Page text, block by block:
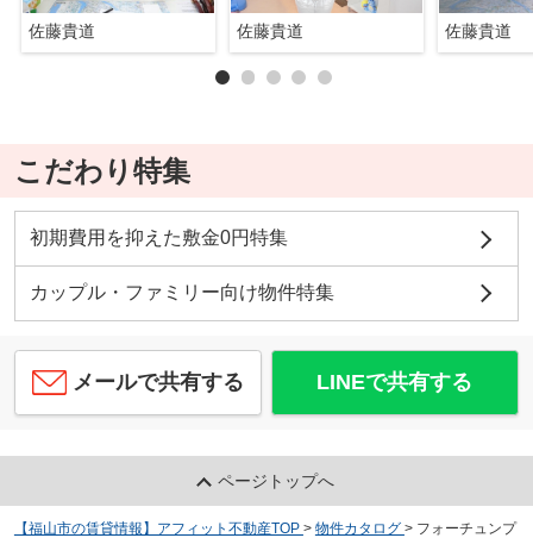
佐藤貴道 佐藤貴道 佐藤貴道
こだわり特集
初期費用を抑えた敷金0円特集
カップル・ファミリー向け物件特集
メールで共有する LINEで共有する
ページトップへ
【福山市の賃貸情報】アフィット不動産TOP > 物件カタログ > フォーチュンプ